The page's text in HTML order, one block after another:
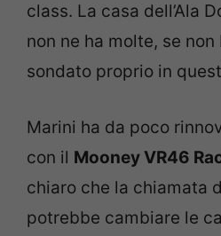
class. La casa dell’Ala
non ne ha molte, se
sondato proprio in
Marini ha da poco
con il Mooney VR46
chiaro che la chiamata
potrebbe cambiare le